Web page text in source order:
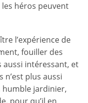
héros peuvent
l’expérience de
fouiller des
aussi intéressant, et
plus aussi
humble jardinier,